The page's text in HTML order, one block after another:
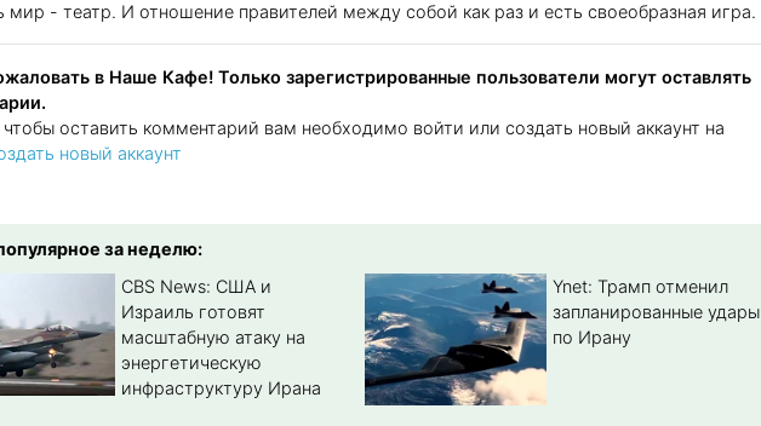
мир - театр. И отношение правителей между собой как раз и есть своеобразная игра.
в Наше Кафе! Только зарегистрированные пользователи могут оставлять
оставить комментарий вам необходимо войти или создать новый аккаунт на
новый аккаунт
за неделю:
CBS News: США и
Израиль готовят
масштабную атаку на
энергетическую
инфраструктуру Ирана
Ynet: Трамп отменил
запланированные удары
по Ирану